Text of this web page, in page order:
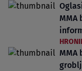
MMA
MMA